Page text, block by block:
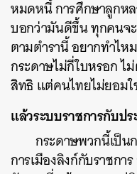
หมดหนี้ การศึกษาลูกห
บอกว่ามันดีขึ้น ทุกคนจะ
ตามตำรานี้ อยากทำไ
กระดาษไม่กี่ใบหรอก ไ
สิทธิ แต่คนไทยไม่ยอมใ
แล้วระบบราชการกับป
กระดาษพวกนี้เป็น
การเมืองลิงก์กับราชก